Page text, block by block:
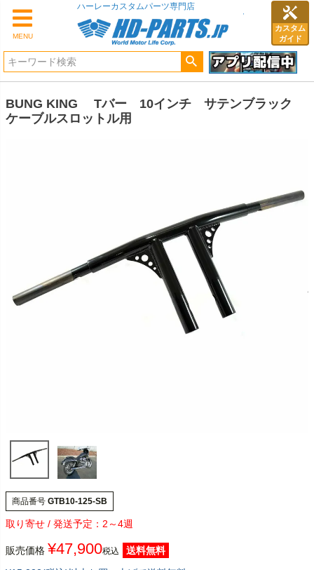
MENU
カスタム
ガイド
ハーレーカスタムパーツ専門店
BUNG KING Tバー 10インチ サテンブラック
ケーブルスロットル用
商品番号 GTB10-125-SB
2～4週
販売価格 ¥47,900税込
送料無料